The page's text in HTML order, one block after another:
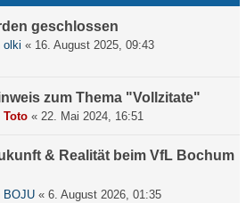
geschlossen
olki « 16. August 2025, 09:43
zum Thema "Vollzitate"
Toto « 22. Mai 2024, 16:51
& Realität beim VfL Bochum
BOJU « 6. August 2026, 01:35